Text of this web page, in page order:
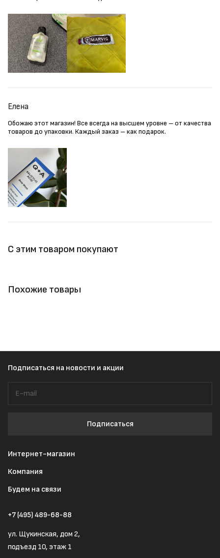
Елена
Обожаю этот магазин! Все всегда на высшем уровне – от качества
товаров до упаковки. Каждый заказ – как подарок.
С этим товаром покупают
Похожие товары
Подписаться на новости и акции
Подписаться
Интернет-магазин
Компания
Будем на связи
+7 (495) 489-68-88
ул. Щукинская, дом 2,
подъезд 10, этаж 1